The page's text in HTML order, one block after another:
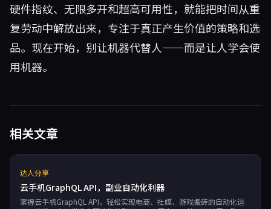
硬件指纹、无限多开和超高可用性，就能把时间从重
复劳动中解放出来，专注于真正产生价值的策略和选
品。现在开始，别让机器代替人——而是让人学会使
用机器。
相关文章
达人分享
云手机GraphQL API，副业自动化利器
掌握云手机GraphQL API，轻松实现电商、社媒、游戏搬砖的自动化运